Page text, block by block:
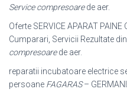
Service compresoarede aer.
Oferte SERVICE APARAT PAINE
Cumparari, Servicii Rezultate din
compresoarede aer.
reparatii incubatoare electrice
persoane FAGARAS–